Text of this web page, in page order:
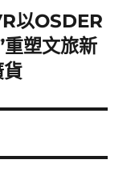
以OSDER
塑文旅新